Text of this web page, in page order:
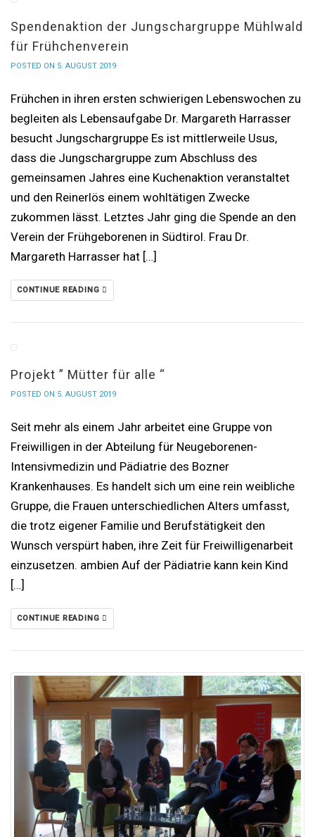
Spendenaktion der Jungschargruppe Mühlwald
für Frühchenverein
POSTED ON 5. AUGUST 2019
Frühchen in ihren ersten schwierigen Lebenswochen zu
begleiten als Lebensaufgabe Dr. Margareth Harrasser
besucht Jungschargruppe Es ist mittlerweile Usus,
dass die Jungschargruppe zum Abschluss des
gemeinsamen Jahres eine Kuchenaktion veranstaltet
und den Reinerlös einem wohltätigen Zwecke
zukommen lässt. Letztes Jahr ging die Spende an den
Verein der Frühgeborenen in Südtirol. Frau Dr.
Margareth Harrasser hat […]
CONTINUE READING
Projekt ” Mütter für alle “
POSTED ON 5. AUGUST 2019
Seit mehr als einem Jahr arbeitet eine Gruppe von
Freiwilligen in der Abteilung für Neugeborenen-
Intensivmedizin und Pädiatrie des Bozner
Krankenhauses. Es handelt sich um eine rein weibliche
Gruppe, die Frauen unterschiedlichen Alters umfasst,
die trotz eigener Familie und Berufstätigkeit den
Wunsch verspürt haben, ihre Zeit für Freiwilligenarbeit
einzusetzen. ambien Auf der Pädiatrie kann kein Kind
[…]
CONTINUE READING